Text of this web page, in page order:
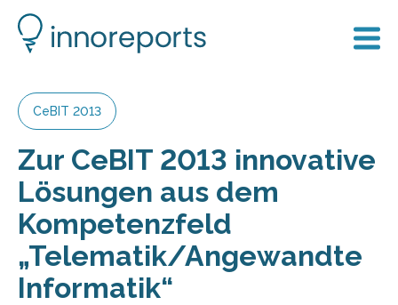
CeBIT 2013
Zur CeBIT 2013 innovative
Lösungen aus dem
Kompetenzfeld
„Telematik/Angewandte
Informatik“